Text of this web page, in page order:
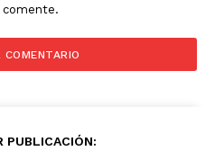
comente.
PUBLICACIÓN: